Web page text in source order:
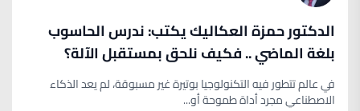
الدكتور حمزة العكاليك يكتب: ندرس الحاسوب
بلغة الماضي .. فكيف نلحق بمستقبل الآلة؟
في عالم تتطور فيه التكنولوجيا بوتيرة غير مسبوقة، لم يعد الذكاء
الاصطناعي مجرد أداة طموحة أو...